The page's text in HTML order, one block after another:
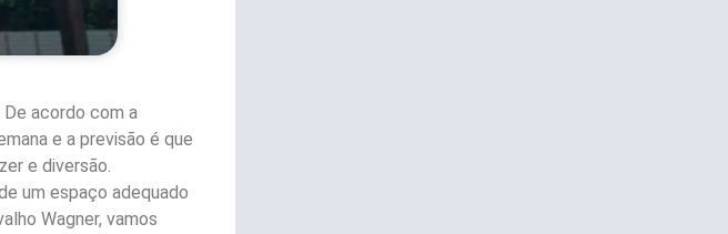
acordo com a
e a previsão é que
e diversão.
um espaço adequado
Wagner, vamos